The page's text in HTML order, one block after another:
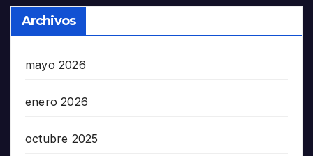
Archivos
mayo 2026
enero 2026
octubre 2025